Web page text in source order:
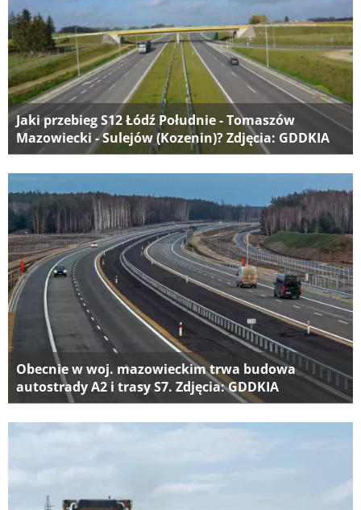
Jaki przebieg S12 Łódź Południe - Tomaszów
Mazowiecki - Sulejów (Kozenin)? Zdjęcia: GDDKIA
Obecnie w woj. mazowieckim trwa budowa
autostrady A2 i trasy S7. Zdjęcia: GDDKIA